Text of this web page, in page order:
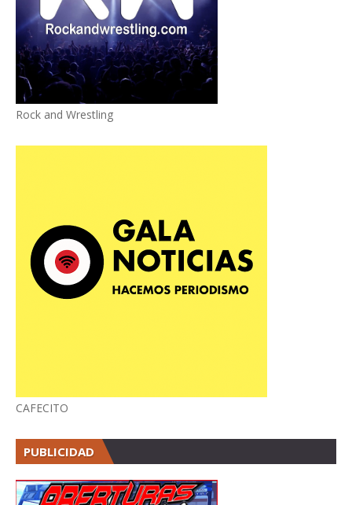
Rock and Wrestling
CAFECITO
PUBLICIDAD